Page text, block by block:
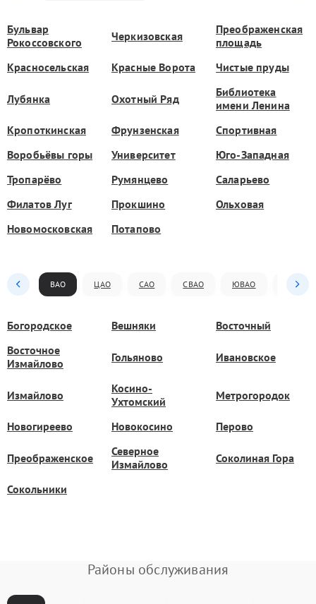
Бульвар
Рокоссовского
Черкизовская
Преображенская
площадь
Красносельская
Красные Ворота Чистые пруды
Лубянка Охотный Ряд
Библиотека
имени Ленина
Кропоткинская
Фрунзенская
Спортивная
Воробьёвы горы
Университет
Юго-Западная
Тропарёво
Румянцево
Саларьево
Филатов Луг
Прокшино
Ольховая
Новомосковская
Потапово
ВАО ЦАО САО СВАО ЮВАО ЮАО
Богородское Вешняки
Восточный
Восточное
Измайлово
Гольяново Ивановское
Измайлово
Косино-
Ухтомский
Метрогородок
Новогиреево Новокосино Перово
Преображенское
Северное
Измайлово
Соколиная Гора
Сокольники
Районы обслуживания